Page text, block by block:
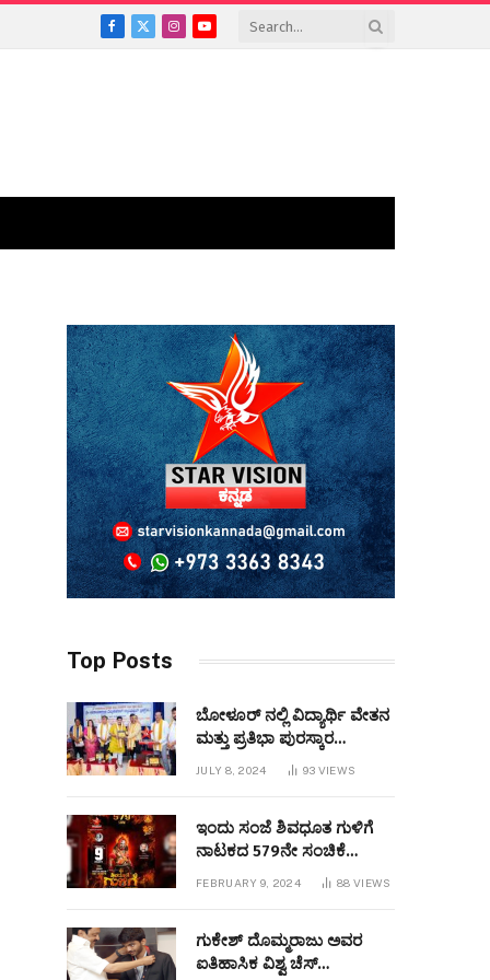
Facebook
X
InstagramYouTube
Top Posts
ಬೋಳೂರ್ ನಲ್ಲಿ ವಿದ್ಯಾರ್ಥಿ ವೇತನ
ಮತ್ತು ಪ್ರತಿಭಾ ಪುರಸ್ಕಾರ
ಕಾರ್ಯಕ್ರಮವನ್ನುಆಯೋಜಿಸಲಾಯಿತು
JULY 8, 2024 93 VIEWS
ಇಂದು ಸಂಜೆ ಶಿವಧೂತ ಗುಳಿಗೆ
ನಾಟಕದ 579ನೇ ಸಂಚಿಕೆ
FEBRUARY 9, 2024 88VIEWS
ಗುಕೇಶ್ ದೊಮ್ಮರಾಜು ಅವರ
ಐತಿಹಾಸಿಕ ವಿಶ್ವ ಚೆಸ್